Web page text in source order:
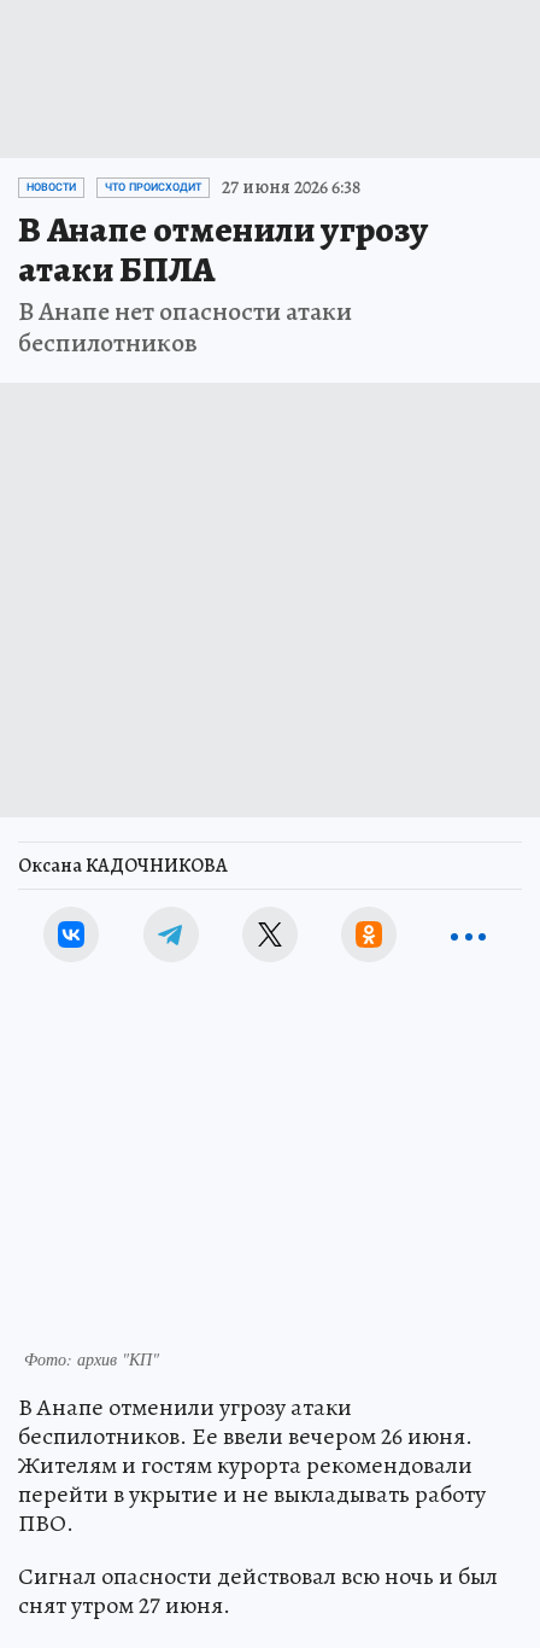
НОВОСТИ ЧТО ПРОИСХОДИТ 27 июня 2026 6:38
В Анапе отменили угрозу
атаки БПЛА
В Анапе нет опасности атаки
беспилотников
Оксана КАДОЧНИКОВА
Фото: архив "КП"
В Анапе отменили угрозу атаки
беспилотников. Ее ввели вечером 26 июня.
Жителям и гостям курорта рекомендовали
перейти в укрытие и не выкладывать работу
ПВО.
Сигнал опасности действовал всю ночь и был
снят утром 27 июня.